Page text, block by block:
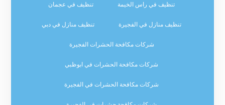
تنظيف في راس الخيمة تنظيف في عجمان
تنظيف منازل في الفجيرة تنظيف منازل في دبي
شركات مكافحة الحشرات الفجيرة
شركات مكافحة الحشرات في ابوظبي
شركات مكافحة الحشرات في الفجيرة